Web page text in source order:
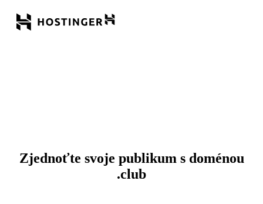
Zjednoťte svoje publikum s doménou
.club